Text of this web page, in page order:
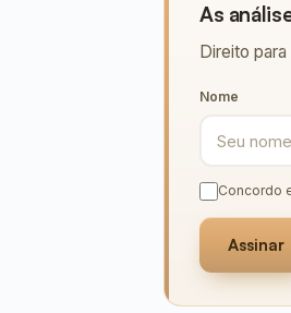
As
Direito
Nome
Concordo
Assinar